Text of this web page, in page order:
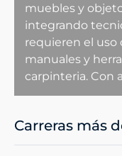
muebles y
integrando
requieren el uso
manuales y
carpinteria. Con
Carreras más